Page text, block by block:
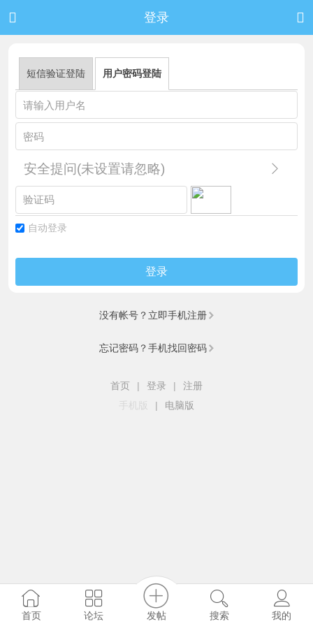
 登录 
短信验证登陆 用户密码登陆
安全提问(未设置请忽略)
自动登录
登录
没有帐号？立即手机注册
忘记密码？手机找回密码
首页 | 登录 |
注册
手机版
| 电脑版
首页 论坛 发帖 搜索 我的